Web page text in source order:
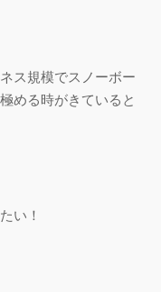
ス規模でスノーボー
める時がきていると
い！